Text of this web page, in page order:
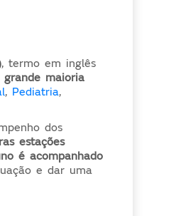
, termo em inglês
maioria
, Pediatria,
dos
estações
é acompanhado
e dar uma